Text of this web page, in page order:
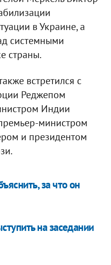
в Украине, а
системными
страны.
встретился с
Реджепом
Индии
министром
и президентом
за что он
на заседании